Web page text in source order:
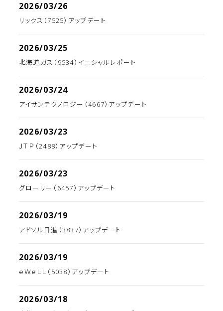
2026/03/26
リックス（7525）アップデート
2026/03/25
北海道ガス（9534）イニシャルレポート
2026/03/24
アイサンテクノロジー（4667）アップデート
2026/03/23
ＪＴＰ（2488）アップデート
2026/03/23
グローリー（6457）アップデート
2026/03/19
アドソル日進（3837）アップデート
2026/03/19
ｅＷｅＬＬ（5038）アップデート
2026/03/18